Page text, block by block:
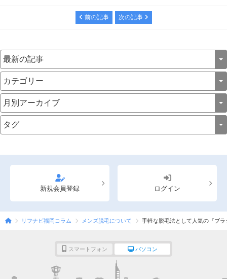
前の記事 次の記事
新規会員登録 ログイン
リフナビ福岡コラム メンズ脱毛について 手軽な脱毛法として人気の『ブ
スマートフォン パソコン